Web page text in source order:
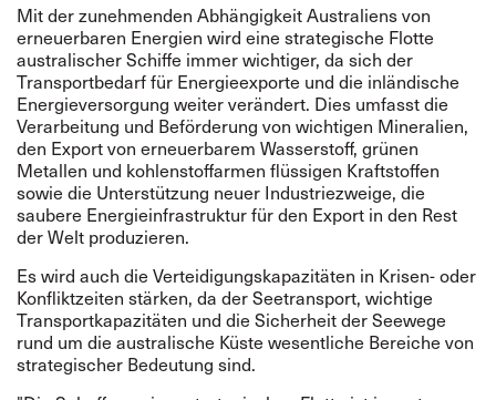
Mit der zunehmenden Abhängigkeit Australiens von
erneuerbaren Energien wird eine strategische Flotte
australischer Schiffe immer wichtiger, da sich der
Transportbedarf für Energieexporte und die inländische
Energieversorgung weiter verändert. Dies umfasst die
Verarbeitung und Beförderung von wichtigen Mineralien,
den Export von erneuerbarem Wasserstoff, grünen
Metallen und kohlenstoffarmen flüssigen Kraftstoffen
sowie die Unterstützung neuer Industriezweige, die
saubere Energieinfrastruktur für den Export in den Rest
der Welt produzieren.
Es wird auch die Verteidigungskapazitäten in Krisen- oder
Konfliktzeiten stärken, da der Seetransport, wichtige
Transportkapazitäten und die Sicherheit der Seewege
rund um die australische Küste wesentliche Bereiche von
strategischer Bedeutung sind.